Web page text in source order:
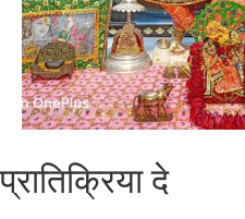
प्रातिक्रिया दे